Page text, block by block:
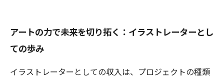
アートの力で未来を切り拓く：イラストレーターとし
ての歩み
イラストレーターとしての収入は、プロジェクトの種類